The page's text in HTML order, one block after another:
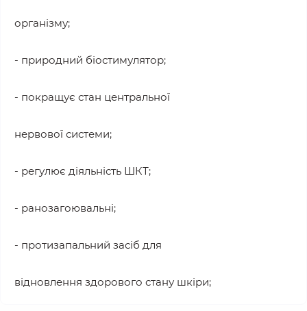
організму;
- природний біостимулятор;
- покращує стан центральної
нервової системи;
- регулює діяльність ШКТ;
- ранозагоювальні;
- протизапальний засіб для
відновлення здорового стану шкіри;